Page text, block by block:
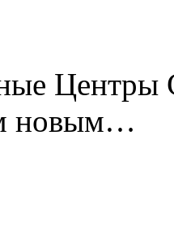
Центры
новым…